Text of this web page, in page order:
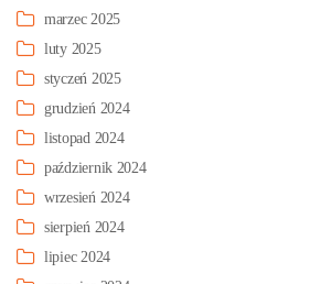
marzec 2025
luty 2025
styczeń 2025
grudzień 2024
listopad 2024
październik 2024
wrzesień 2024
sierpień 2024
lipiec 2024